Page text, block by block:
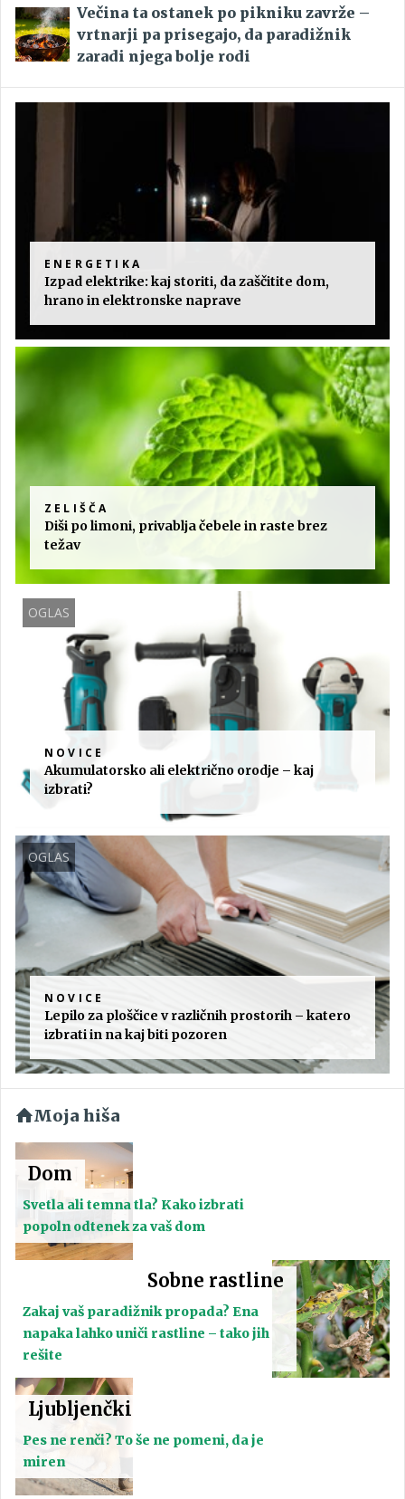
Večina ta ostanek po pikniku zavrže –
vrtnarji pa prisegajo, da paradižnik
zaradi njega bolje rodi
ENERGETIKA
Izpad elektrike: kaj storiti, da zaščitite dom,
hrano in elektronske naprave
ZELIŠČA
Diši po limoni, privablja čebele in raste brez
težav
OGLAS
NOVICE
Akumulatorsko ali električno orodje – kaj
izbrati?
OGLAS
NOVICE
Lepilo za ploščice v različnih prostorih – katero
izbrati in na kaj biti pozoren
Moja hiša
Dom
Svetla ali temna tla? Kako izbrati
popoln odtenek za vaš dom
Sobne rastline
Zakaj vaš paradižnik propada? Ena
napaka lahko uniči rastline – tako jih
rešite
Ljubljenčki
Pes ne renči? To še ne pomeni, da je
miren